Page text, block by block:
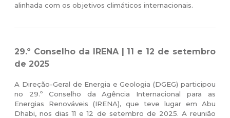
alinhada com os objetivos climáticos internacionais.
29.º Conselho da IRENA | 11 e 12 de setembro
de 2025
A Direção-Geral de Energia e Geologia (DGEG) participou
no 29.º Conselho da Agência Internacional para as
Energias Renováveis (IRENA), que teve lugar em Abu
Dhabi, nos dias 11 e 12 de setembro de 2025. A reunião